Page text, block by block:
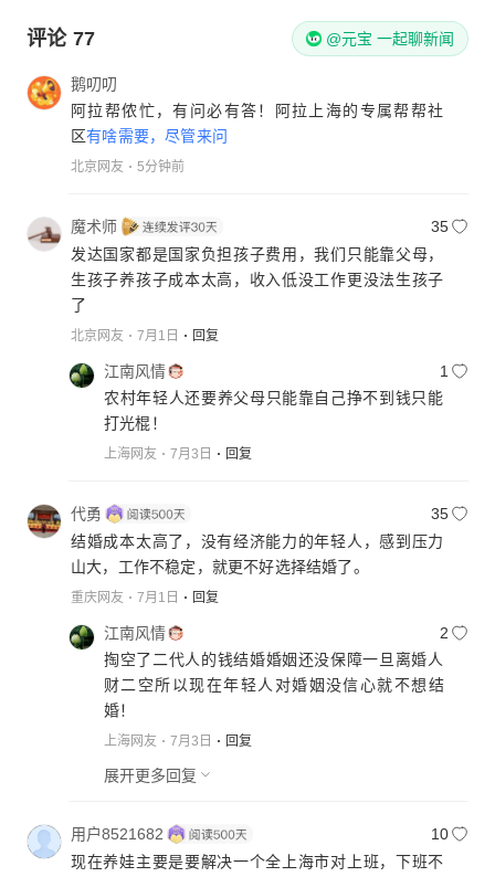
评论 77 @元宝 一起聊新闻
鹅叨叨
阿拉帮侬忙，有问必有答！阿拉上海的专属帮帮社
区有啥需要，尽管来问
北京网友 5分钟前
魔术师
35
发达国家都是国家负担孩子费用，我们只能靠父母，
生孩子养孩子成本太高，收入低没工作更没法生孩子
了
北京网友 7月1日 回复
江南风情
1
农村年轻人还要养父母只能靠自己挣不到钱只能
打光棍！
上海网友 7月3日 回复
代勇
35
结婚成本太高了，没有经济能力的年轻人，感到压力
山大，工作不稳定，就更不好选择结婚了。
重庆网友 7月1日 回复
江南风情
2
掏空了二代人的钱结婚婚姻还没保障一旦离婚人
财二空所以现在年轻人对婚姻没信心就不想结
婚！
上海网友 7月3日 回复
展开更多回复
用户8521682
10
现在养娃主要是要解决一个全上海市对上班，下班不